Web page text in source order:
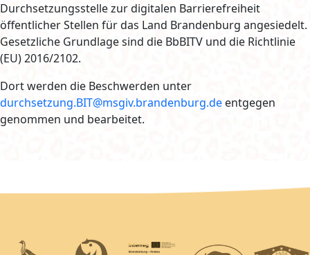
Durchsetzungsstelle zur digitalen Barrierefreiheit
öffentlicher Stellen für das Land Brandenburg angesiedelt.
Gesetzliche Grundlage sind die BbBITV und die Richtlinie
(EU) 2016/2102.
Dort werden die Beschwerden unter
durchsetzung.BIT@msgiv.brandenburg.de entgegen
genommen und bearbeitet.